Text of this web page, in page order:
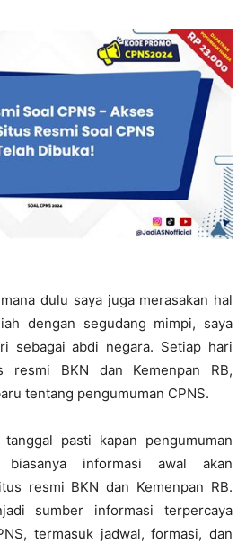
dulu saya juga merasakan hal
dengan segudang mimpi, saya
sebagai abdi negara. Setiap hari
resmi BKN dan Kemenpan RB,
tentang pengumuman CPNS.
pasti kapan pengumuman
informasi awal akan
resmi BKN dan Kemenpan RB.
sumber informasi terpercaya
termasuk jadwal, formasi, dan